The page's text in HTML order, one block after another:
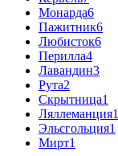
Монарда6
Пажитник6
Любисток6
Перилла4
Лавандин3
Рута2
Скрытница1
Ляллеманция1
Эльсгольция1
Мирт1